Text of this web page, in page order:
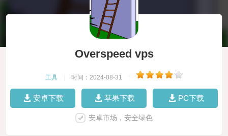
Overspeed vps
工具 时间：2024-08-31
安卓下载 苹果下载 PC下载
安卓市场，安全绿色